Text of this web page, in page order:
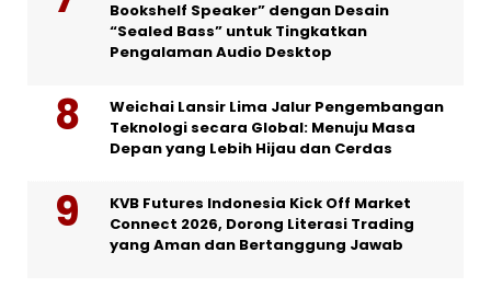
Bookshelf Speaker” dengan Desain
“Sealed Bass” untuk Tingkatkan
Pengalaman Audio Desktop
Weichai Lansir Lima Jalur Pengembangan
Teknologi secara Global: Menuju Masa
Depan yang Lebih Hijau dan Cerdas
KVB Futures Indonesia Kick Off Market
Connect 2026, Dorong Literasi Trading
yang Aman dan Bertanggung Jawab